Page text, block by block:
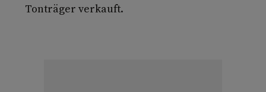
Tonträger verkauft.